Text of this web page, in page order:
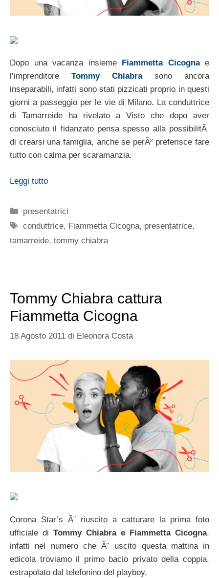
Dopo una vacanza insieme Fiammetta Cicognae
l’imprenditore Tommy Chiabrasono ancora
inseparabili, infatti sono stati pizzicati proprio in questi
giorni a passeggio per le vie di Milano. La conduttrice
di Tamarreide ha rivelato a Visto che dopo aver
conosciuto il fidanzato pensa spesso alla possibilitÃ
di crearsi una famiglia, anche se perÃ² preferisce fare
tutto con calma per scaramanzia.
Leggi tutto
Categorie
presentatrici
Tag
conduttrice, Fiammetta Cicogna, presentatrice,
tamarreide, tommy chiabra
Tommy Chiabra cattura
Fiammetta Cicogna
18 Agosto 2011 di Eleonora Costa
Corona Star’s Ã¨ riuscito a catturare la prima foto
ufficiale di Tommy Chiabra e Fiammetta Cicogna,
infatti nel numero che Ã¨ uscito questa mattina in
edicola troviamo il primo bacio privato della coppia,
estrapolato dal telefonino del playboy.